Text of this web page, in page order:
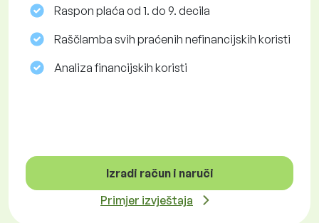
Raspon plaća od 1. do 9. decila
Raščlamba svih praćenih nefinancijskih koristi
Analiza financijskih koristi
Izradi račun i naruči
Primjer izvještaja